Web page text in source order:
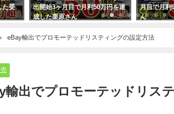
た受
出開始3ヶ月目で月利50万円を達
成した栗原さん
月目で月利
ん
eBay輸出でプロモーテッドリスティングの設定方法
輸出でプロモーテッドリス